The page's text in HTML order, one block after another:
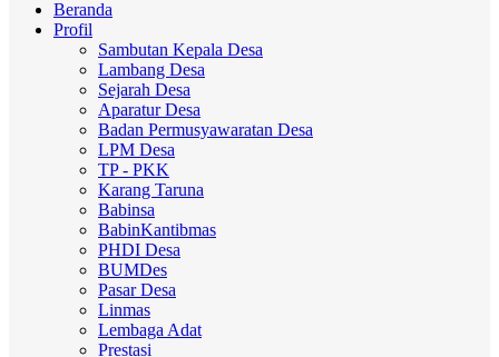
Beranda
Profil
Sambutan Kepala Desa
Lambang Desa
Sejarah Desa
Aparatur Desa
Badan Permusyawaratan Desa
LPM Desa
TP - PKK
Karang Taruna
Babinsa
BabinKantibmas
PHDI Desa
BUMDes
Pasar Desa
Linmas
Lembaga Adat
Prestasi